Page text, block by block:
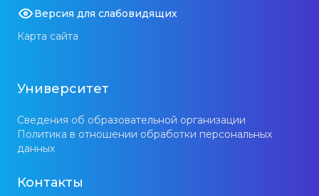
Версия для слабовидящих
Карта сайта
Университет
Сведения об образовательной организации
Политика в отношении обработки персональных
данных
Контакты